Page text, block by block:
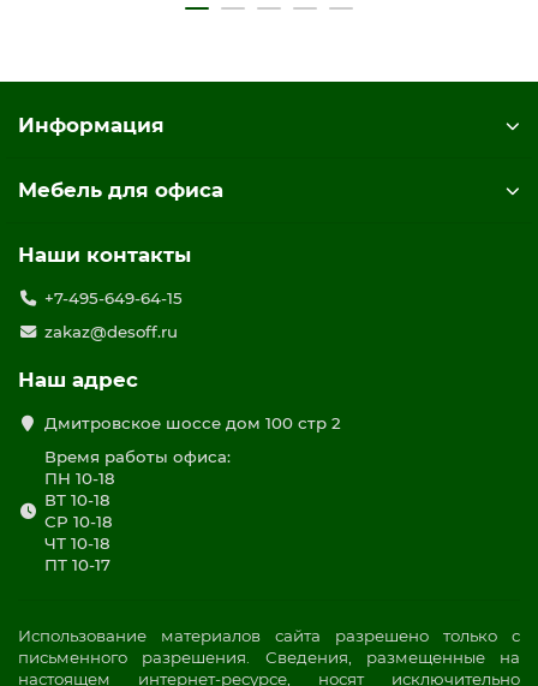
Информация
Мебель для офиса
Наши контакты
+7-495-649-64-15
zakaz@desoff.ru
Наш адрес
Дмитровское шоссе дом 100 стр 2
Время работы офиса:
ПН 10-18
ВТ 10-18
СР 10-18
ЧТ 10-18
ПТ 10-17
Использование материалов сайта разрешено только с
письменного разрешения. Сведения, размещенные на
настоящем интернет-ресурсе, носят исключительно